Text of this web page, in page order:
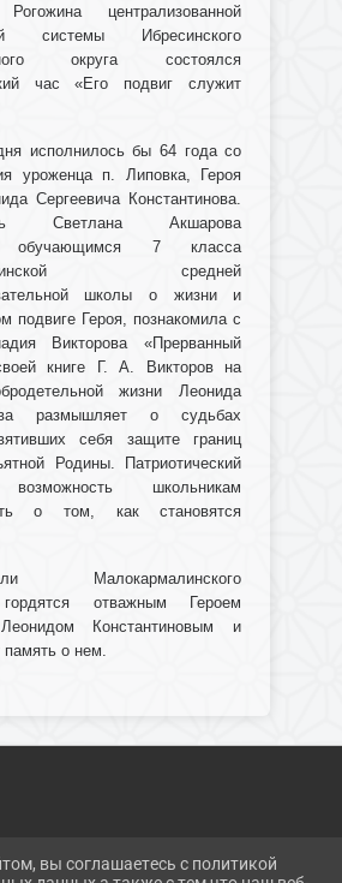
централизованной
системы Ибресинского
округа состоялся
час «Его подвиг служит
исполнилось бы 64 года со
уроженца п. Липовка, Героя
Сергеевича Константинова.
Светлана Акшарова
обучающимся 7 класса
средней
школы о жизни и
подвиге Героя, познакомила с
Викторова «Прерванный
книге Г. А. Викторов на
жизни Леонида
размышляет о судьбах
себя защите границ
Родины. Патриотический
школьникам
о том, как становятся
Малокармалинского
отважным Героем
Константиновым и
память о нем.
вы соглашаетесь с политикой